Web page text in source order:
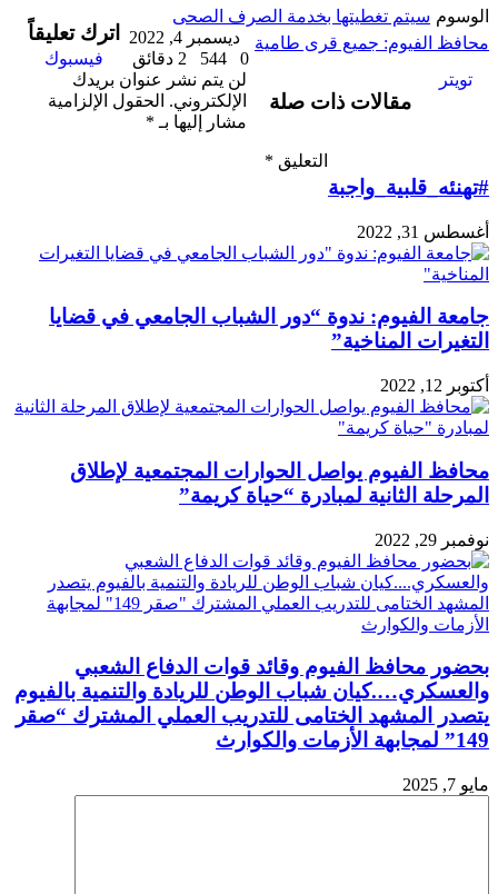
الوسوم سيتم تغطيتها بخدمة الصرف الصحى
محافظ الفيوم: جميع قرى طامية
ديسمبر 4, 2022
0
2 دقائق
فيسبوك
تويتر
عبر
البريد
مقالات ذات صلة
#تهنئه_قلبية_واجبة
أغسطس 31, 2022
جامعة الفيوم: ندوة “دور الشباب الجامعي في قضايا
التغيرات المناخية”
أكتوبر 12, 2022
محافظ الفيوم يواصل الحوارات المجتمعية لإطلاق
المرحلة الثانية لمبادرة “حياة كريمة”
نوفمبر 29, 2022
بحضور محافظ الفيوم وقائد قوات الدفاع الشعبي
والعسكري….كيان شباب الوطن للريادة والتنمية بالفيوم
يتصدر المشهد الختامى للتدريب العملي المشترك “صقر
149” لمجابهة الأزمات والكوارث
مايو 7, 2025
اترك تعليقاً
لن يتم نشر عنوان بريدك
الإلكتروني. الحقول الإلزامية
مشار إليها بـ *
التعليق *